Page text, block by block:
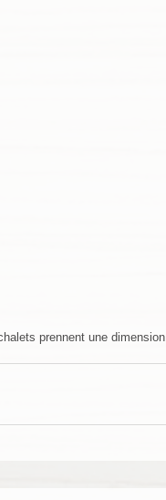
prennent une dimension